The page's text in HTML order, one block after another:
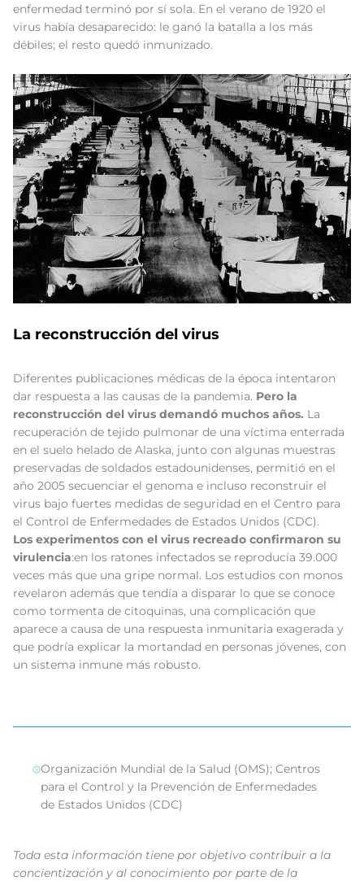
enfermedad terminó por sí sola. En el verano de 1920 el
virus había desaparecido: le ganó la batalla a los más
débiles; el resto quedó inmunizado.
La reconstrucción del virus
Diferentes publicaciones médicas de la época intentaron
dar respuesta a las causas de la pandemia. Pero la
reconstrucción del virus demandó muchos años. La
recuperación de tejido pulmonar de una víctima enterrada
en el suelo helado de Alaska, junto con algunas muestras
preservadas de soldados estadounidenses, permitió en el
año 2005 secuenciar el genoma e incluso reconstruir el
virus bajo fuertes medidas de seguridad en el Centro para
el Control de Enfermedades de Estados Unidos (CDC).
Los experimentos con el virus recreado confirmaron su
virulencia:en los ratones infectados se reproducía 39.000
veces más que una gripe normal. Los estudios con monos
revelaron además que tendía a disparar lo que se conoce
como tormenta de citoquinas, una complicación que
aparece a causa de una respuesta inmunitaria exagerada y
que podría explicar la mortandad en personas jóvenes, con
un sistema inmune más robusto.
Organización Mundial de la Salud (OMS); Centros
para el Control y la Prevención de Enfermedades
de Estados Unidos (CDC)
Toda esta información tiene por objetivo contribuir a la
concientización y al conocimiento por parte de la